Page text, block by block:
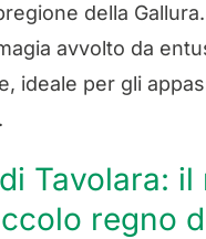
della
avvolto da
ideale per gli
Tavolara: il
regno